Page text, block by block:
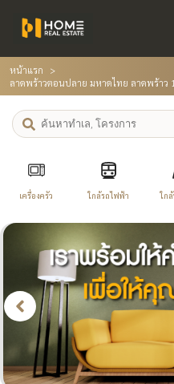
หน้าแรก
ลาดพร้าวตอนปลาย มหาดไทย ลาดพร้าว
เครื่องครัว ใกล้รถไฟฟ้า ใก